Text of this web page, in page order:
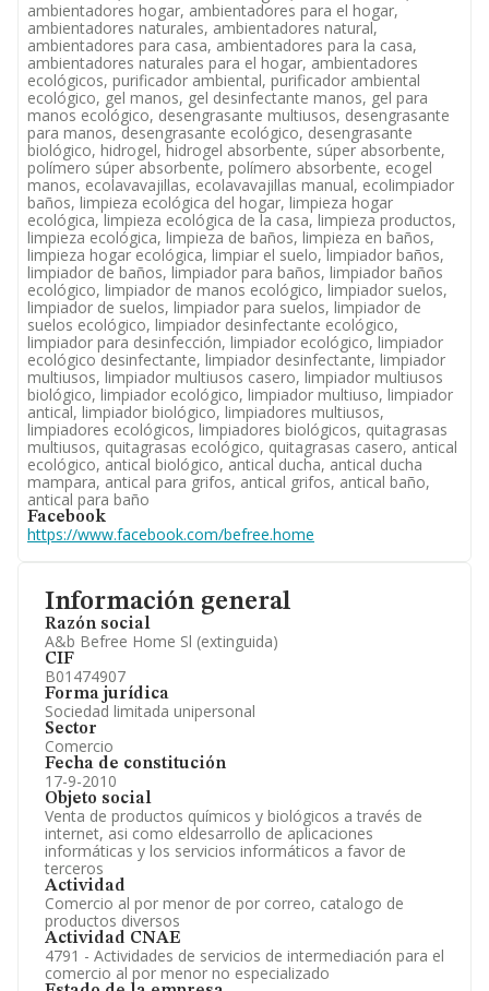
Información general
Razón social
A&b Befree Home Sl (extinguida)
CIF
B01474907
Forma jurídica
Sociedad limitada unipersonal
Sector
Comercio
Fecha de constitución
17-9-2010
Objeto social
Venta de productos químicos y biológicos a través de
internet, asi como eldesarrollo de aplicaciones
informáticas y los servicios informáticos a favor de
terceros
Actividad
Comercio al por menor de por correo, catalogo de
productos diversos
Actividad CNAE
4791 - Actividades de servicios de intermediación para el
comercio al por menor no especializado
ambientadores hogar, ambientadores para el hogar,
ambientadores naturales, ambientadores natural,
ambientadores para casa, ambientadores para la casa,
ambientadores naturales para el hogar, ambientadores
ecológicos, purificador ambiental, purificador ambiental
ecológico, gel manos, gel desinfectante manos, gel para
manos ecológico, desengrasante multiusos, desengrasante
para manos, desengrasante ecológico, desengrasante
biológico, hidrogel, hidrogel absorbente, súper absorbente,
polímero súper absorbente, polímero absorbente, ecogel
manos, ecolavavajillas, ecolavavajillas manual, ecolimpiador
baños, limpieza ecológica del hogar, limpieza hogar
ecológica, limpieza ecológica de la casa, limpieza productos,
limpieza ecológica, limpieza de baños, limpieza en baños,
limpieza hogar ecológica, limpiar el suelo, limpiador baños,
limpiador de baños, limpiador para baños, limpiador baños
ecológico, limpiador de manos ecológico, limpiador suelos,
limpiador de suelos, limpiador para suelos, limpiador de
suelos ecológico, limpiador desinfectante ecológico,
limpiador para desinfección, limpiador ecológico, limpiador
ecológico desinfectante, limpiador desinfectante, limpiador
multiusos, limpiador multiusos casero, limpiador multiusos
biológico, limpiador ecológico, limpiador multiuso, limpiador
antical, limpiador biológico, limpiadores multiusos,
limpiadores ecológicos, limpiadores biológicos, quitagrasas
multiusos, quitagrasas ecológico, quitagrasas casero, antical
ecológico, antical biológico, antical ducha, antical ducha
mampara, antical para grifos, antical grifos, antical baño,
antical para baño
Facebook
https://www.facebook.com/befree.home